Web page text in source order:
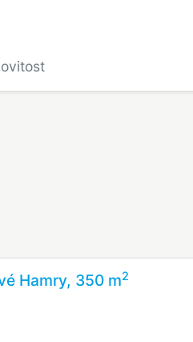
Hamry, 350 m2